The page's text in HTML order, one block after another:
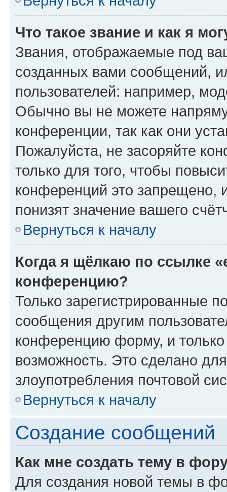
Что такое звание и как я
Звания, отображаемые под
созданных вами сообщений,
пользователей: например,
Обычно вы не можете
конференции, так как они
Пожалуйста, не засоряйте
только для того, чтобы
конференций это запрещено,
понизят значение вашего
Вернуться к началу
Когда я щёлкаю по ссылке
конференцию?
Только зарегистрированные
сообщения другим
конференцию форму, и
возможность. Это сделано
злоупотребления почтовой
Вернуться к началу
Создание сообщений
Как мне создать тему в
Для создания новой темы в